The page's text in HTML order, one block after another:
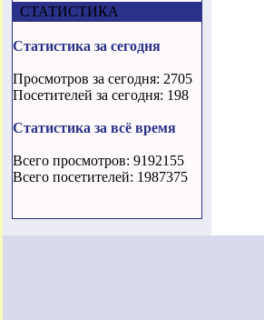
СТАТИСТИКА
Статистика за сегодня
Просмотров за сегодня: 2705
Посетителей за сегодня: 198
Статистика за всё время
Всего просмотров: 9192155
Всего посетителей: 1987375